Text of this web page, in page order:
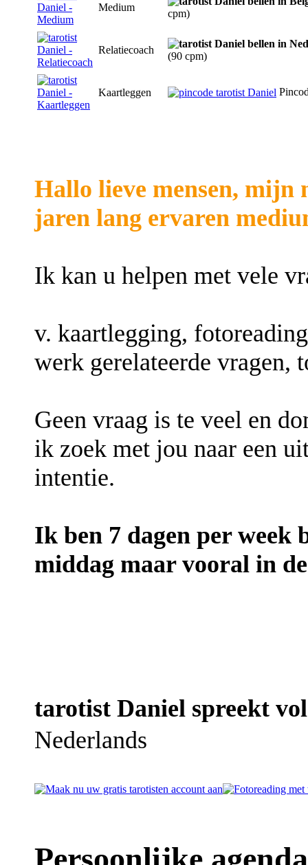
Medium
cpm)
Relatiecoach
(90 cpm)
Kaartleggen
Hallo lieve mensen, mijn
jaren lang ervaren
Ik kan u helpen met vele
v. kaartlegging,
werk gerelateerde vragen,
Geen vraag is te veel en
ik zoek met jou naar een
intentie.
Ik ben 7 dagen per week
middag maar vooral in
tarotist Daniel spreekt
Nederlands